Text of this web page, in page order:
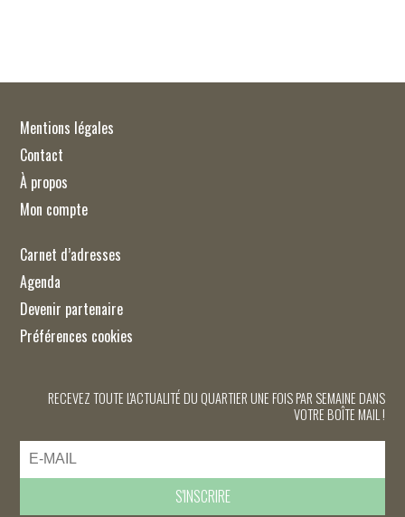
Mentions légales
Contact
À propos
Mon compte
Carnet d’adresses
Agenda
Devenir partenaire
Préférences cookies
RECEVEZ TOUTE L'ACTUALITÉ DU QUARTIER UNE FOIS PAR SEMAINE DANS
VOTRE BOÎTE MAIL !